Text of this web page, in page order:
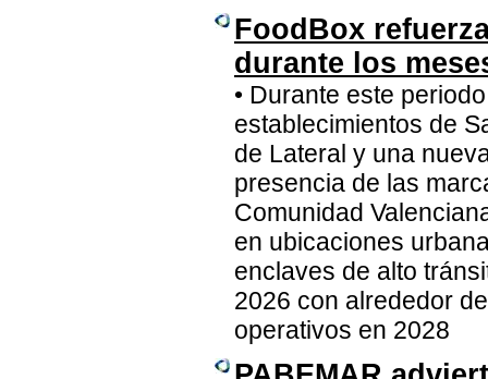
FoodBox
durante los
• Durante este
establecimientos de
de Lateral y una
presencia de las
Comunidad
en ubicaciones
enclaves de alto
2026 con alrededor
operativos en 2028